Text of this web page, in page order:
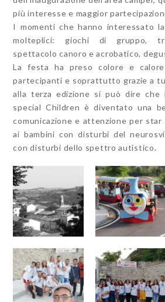
più interesse e maggior
I momenti che hanno interessato
molteplici: giochi di gruppo,
spettacolo canoro e acrobatico,
La festa ha preso colore e
partecipanti e soprattutto grazie a
alla terza edizione si può dire che
special Children è diventato una
comunicazione e attenzione per star
ai bambini con disturbi del
con disturbi dello spettro autistico.